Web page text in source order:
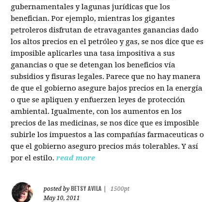
gubernamentales y lagunas jurídicas que los
benefician. Por ejemplo, mientras los gigantes
petroleros disfrutan de etravagantes ganancias dado
los altos precios en el petróleo y gas, se nos dice que es
imposible aplicarles una tasa impositiva a sus
ganancias o que se detengan los beneficios vía
subsidios y fisuras legales. Parece que no hay manera
de que el gobierno asegure bajos precios en la energía
o que se apliquen y enfuerzen leyes de protección
ambiental. Igualmente, con los aumentos en los
precios de las medicinas, se nos dice que es imposible
subirle los impuestos a las compañías farmaceuticas o
que el gobierno aseguro precios más tolerables. Y así
por el estilo. read more
posted by BETSY AVILA
1500pt
May 10, 2011